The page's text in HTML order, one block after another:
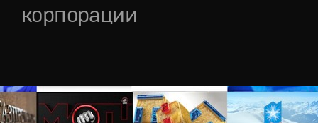
корпорации